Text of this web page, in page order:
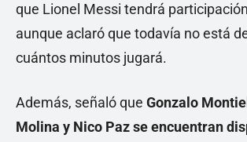
que Lionel Messi tendrá
aunque aclaró que todavía no está
cuántos minutos jugará.
Además, señaló que Gonzalo
Molina y Nico Paz se encuentran